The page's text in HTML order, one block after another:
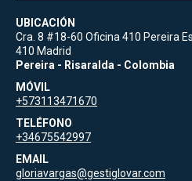
UBICACIÓN
Cra. 8 #18-60 Oficina 410 Pereira
410 Madrid
Pereira - Risaralda - Colombia
MÓVIL
+573113471670
TELÉFONO
+34675542997
EMAIL
gloriavargas@gestiglovar.com